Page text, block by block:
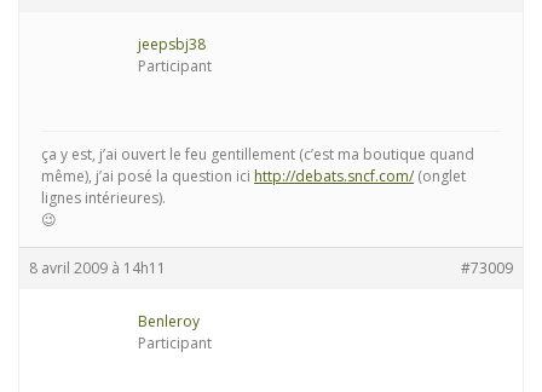
jeepsbj38
Participant
ça y est, j’ai ouvert le feu gentillement (c’est ma boutique quand
même), j’ai posé la question ici http://debats.sncf.com/ (onglet
lignes intérieures).
😉
8 avril 2009 à 14h11 #73009
Benleroy
Participant